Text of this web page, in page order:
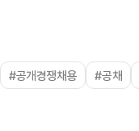
#공개경쟁채용 #공채